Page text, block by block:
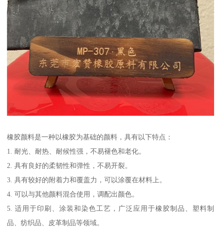
橡胶颜料是一种以橡胶为基础的颜料，具有以下特点：
1. 耐光、耐热、耐候性强，不易褪色和老化。
2. 具有良好的柔韧性和弹性，不易开裂。
3. 具有较好的附着力和覆盖力，可以涂覆在材料上。
4. 可以与其他颜料混合使用，调配出颜色。
5. 适用于印刷、涂装和染色工艺，广泛应用于橡胶制品、塑料制
品、纺织品、皮革制品等领域。